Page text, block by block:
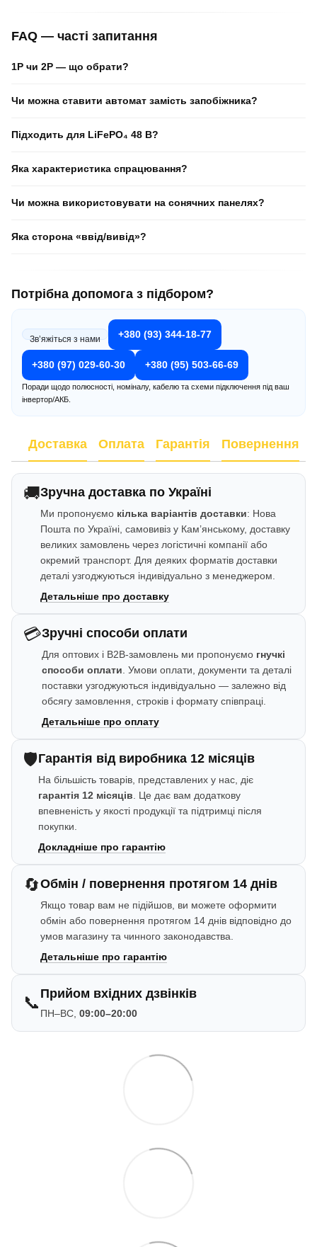
FAQ — часті запитання
1P чи 2P — що обрати?
Чи можна ставити автомат замість запобіжника?
Підходить для LiFePO₄ 48 В?
Яка характеристика спрацювання?
Чи можна використовувати на сонячних панелях?
Яка сторона «ввід/вивід»?
Потрібна допомога з підбором?
Зв’яжіться з нами +380 (93) 344-18-77
+380 (97) 029-60-30 +380 (95) 503-66-69
Поради щодо полюсності, номіналу, кабелю та схеми підключення під ваш
інвертор/АКБ.
Доставка Оплата Гарантія Повернення
🚚Зручна доставка по Україні
Ми пропонуємо кілька варіантів доставки: Нова
Пошта по Україні, самовивіз у Кам’янському, доставку
великих замовлень через логістичні компанії або
окремий транспорт. Для деяких форматів доставки
деталі узгоджуються індивідуально з менеджером.
Детальніше про доставку
💳Зручні способи оплати
Для оптових і B2B-замовлень ми пропонуємо гнучкі
способи оплати . Умови оплати, документи та деталі
поставки узгоджуються індивідуально — залежно від
обсягу замовлення, строків і формату співпраці.
Детальніше про оплату
🛡️Гарантія від виробника 12 місяців
На більшість товарів, представлених у нас, діє
гарантія 12 місяців . Це дає вам додаткову
впевненість у якості продукції та підтримці після
покупки.
Докладніше про гарантію
🔄Обмін / повернення протягом 14 днів
Якщо товар вам не підійшов, ви можете оформити
обмін або повернення протягом 14 днів відповідно до
умов магазину та чинного законодавства.
Детальніше про гарантію
📞 Прийом вхідних дзвінків
ПН–ВС, 09:00–20:00